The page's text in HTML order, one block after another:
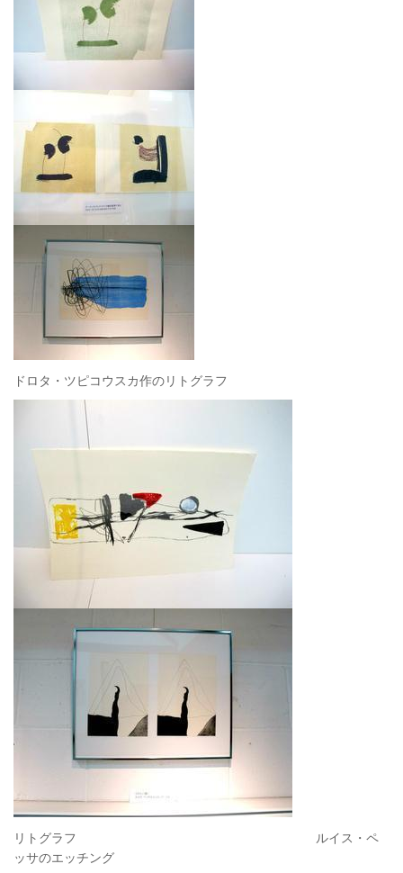
ドロタ・ツピコウスカ作のリトグラフ
リトグラフ ルイス・ペ
ッサのエッチング